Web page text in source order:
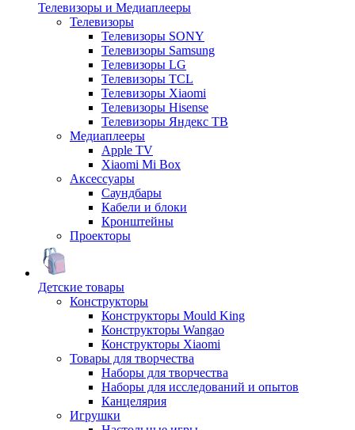
Телевизоры и Медиаплееры
Телевизоры
Телевизоры SONY
Телевизоры Samsung
Телевизоры LG
Телевизоры TCL
Телевизоры Xiaomi
Телевизоры Hisense
Телевизоры Яндекс ТВ
Медиаплееры
Apple TV
Xiaomi Mi Box
Аксессуары
Саундбары
Кабели и блоки
Кронштейны
Проекторы
Детские товары
Конструкторы
Конструкторы Mould King
Конструкторы Wangao
Конструкторы Xiaomi
Товары для творчества
Наборы для творчества
Наборы для исследований и опытов
Канцелярия
Игрушки